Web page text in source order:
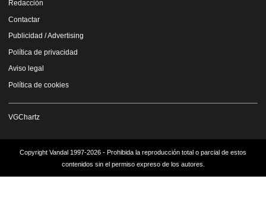
Redacción
Contactar
Publicidad / Advertising
Política de privacidad
Aviso legal
Política de cookies
VGChartz
Copyright Vandal 1997-2026 - Prohibida la reproducción total o parcial de estos
contenidos sin el permiso expreso de los autores.